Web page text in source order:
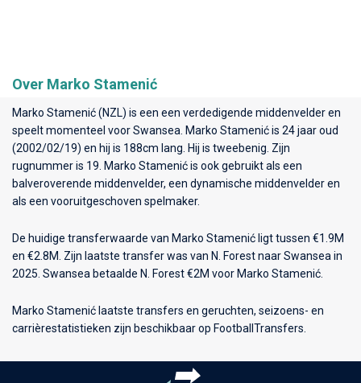
Over Marko Stamenić
Marko Stamenić (NZL) is een een verdedigende middenvelder en
speelt momenteel voorSwansea . Marko Stamenić is 24 jaar oud
(2002/02/19) en hij is 188cm lang. Hij is tweebenig. Zijn
rugnummer is 19. Marko Stamenić is ook gebruikt als een
balveroverende middenvelder, een dynamische middenvelder en
als een vooruitgeschoven spelmaker.
De huidige transferwaarde van Marko Stamenić ligt tussen €1.9M
en €2.8M. Zijn laatste transfer was van N. Forest naar Swansea in
2025. Swansea betaalde N. Forest €2M voor Marko Stamenić.
Marko Stamenić laatste transfers en geruchten, seizoens- en
carrièrestatistieken zijn beschikbaar op FootballTransfers.